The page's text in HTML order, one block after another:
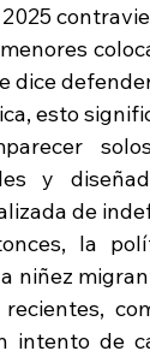
dice
esto
y
de
la
niñez
intento de